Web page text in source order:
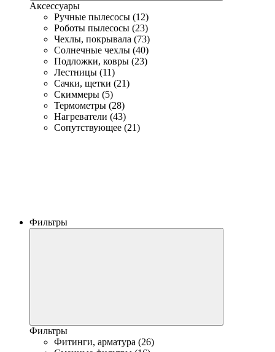
Аксессуары
Ручные пылесосы (12)
Роботы пылесосы (23)
Чехлы, покрывала (73)
Солнечные чехлы (40)
Подложки, ковры (23)
Лестницы (11)
Сачки, щетки (21)
Скиммеры (5)
Термометры (28)
Нагреватели (43)
Сопутствующее (21)
Фильтры
Фильтры
Фитинги, арматура (26)